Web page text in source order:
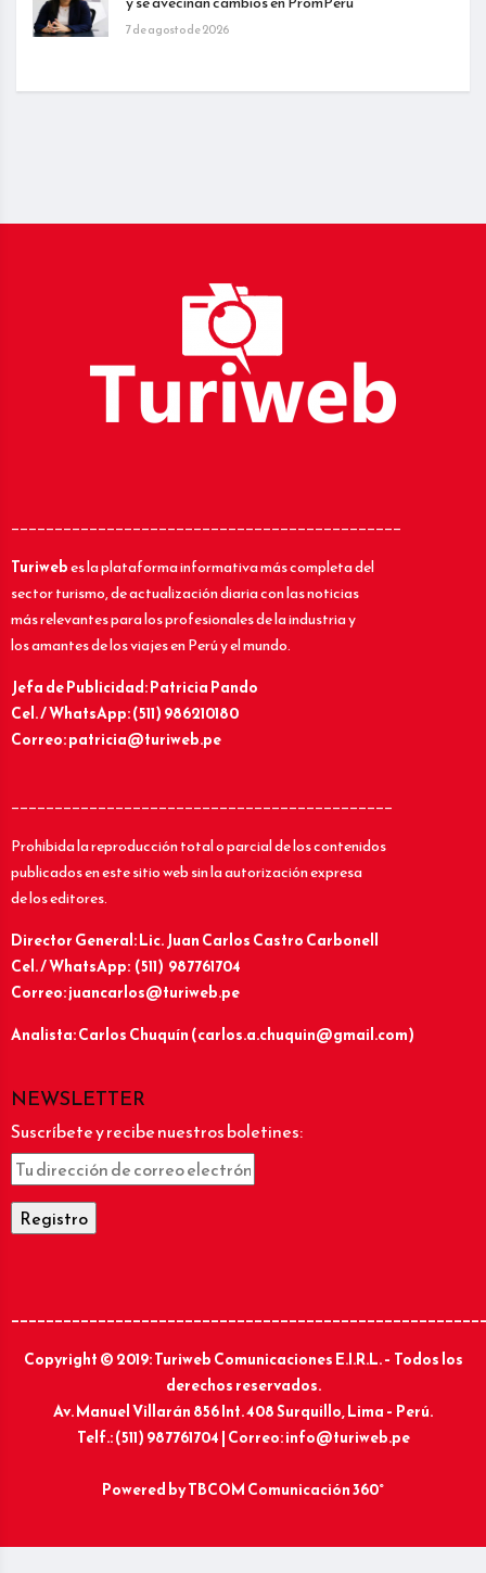
7 de agosto de 2026
_____________________________________________
Turiwebes la plataforma informativa más completa del
sector turismo, de actualización diaria con las noticias
más relevantes para los profesionales de la industria y
los amantes de los viajes en Perú y el mundo.
Jefa de Publicidad: Patricia Pando
Cel. / WhatsApp: (511) 986210180
Correo: patricia@turiweb.pe
____________________________________________
Prohibida la reproducción total o parcial de los contenidos
publicados en este sitio web sin la autorización expresa
de los editores.
Director General: Lic.Juan Carlos Castro Carbonell
Cel. / WhatsApp: (511) 987761704
Correo: juancarlos@turiweb.pe
Analista: Carlos Chuquín (carlos.a.chuquin@gmail.com)
NEWSLETTER
Suscríbete y recibe nuestros boletines:
Copyright © 2019: Turiweb Comunicaciones E.I.R.L. – Todos los
derechos reservados.
Av. Manuel Villarán 856 Int. 408 Surquillo, Lima – Perú.
Telf.: (511) 987761704 | Correo: info@turiweb.pe
Powered byTBCOM Comunicación 360°